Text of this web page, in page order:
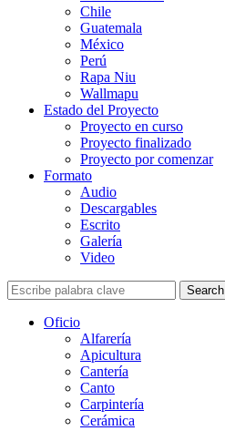
Chile
Guatemala
México
Perú
Rapa Niu
Wallmapu
Estado del Proyecto
Proyecto en curso
Proyecto finalizado
Proyecto por comenzar
Formato
Audio
Descargables
Escrito
Galería
Video
Search
Oficio
Alfarería
Apicultura
Cantería
Canto
Carpintería
Cerámica